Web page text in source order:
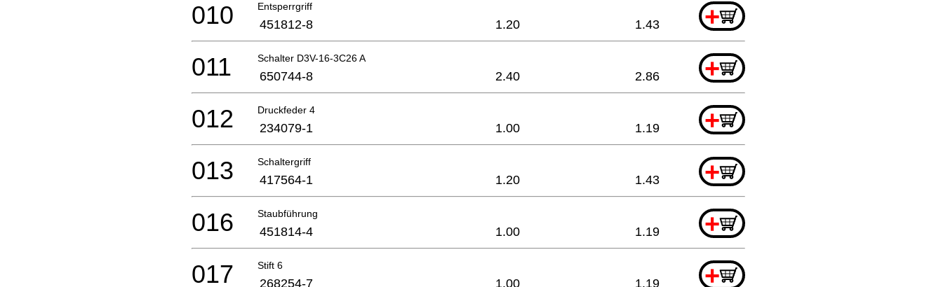
Entsperrgriff +
010 451812-8 1.20 1.43
Schalter D3V-16-3C26 A +
011 650744-8 2.40 2.86
Druckfeder 4 +
012 234079-1 1.00 1.19
Schaltergriff +
013 417564-1 1.20 1.43
Staubführung +
016 451814-4 1.00 1.19
Stift 6 +
017 268254-7 1.00 1.19